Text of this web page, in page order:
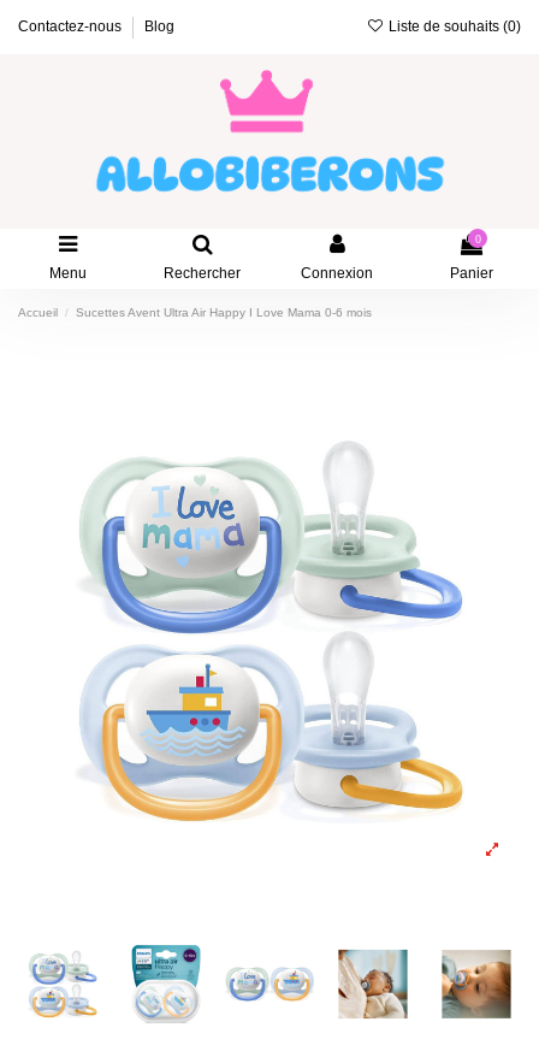
Contactez-nous Blog Liste de souhaits (0)
Menu Rechercher Connexion
0
Panier
Accueil Sucettes Avent Ultra Air Happy I Love Mama 0-6 mois